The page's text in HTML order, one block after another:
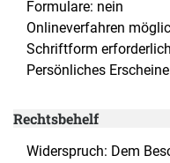
Formulare: nein
Onlineverfahren
Schriftform
Persönliches
Rechtsbehelf
Widerspruch: Dem